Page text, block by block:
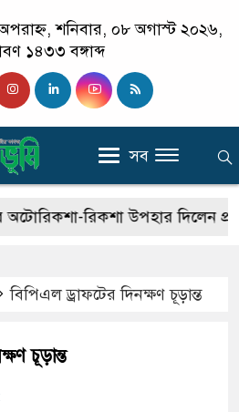
শনিবার, ০৮ অগাস্ট ২০২৬,
১৪৩৩ বঙ্গাব্দ
সব
রিকশা উপহার দিলেন প্রধানমন্ত্রী
বিপিএল ড্রাফটের দিনক্ষণ চূড়ান্ত
চূড়ান্ত